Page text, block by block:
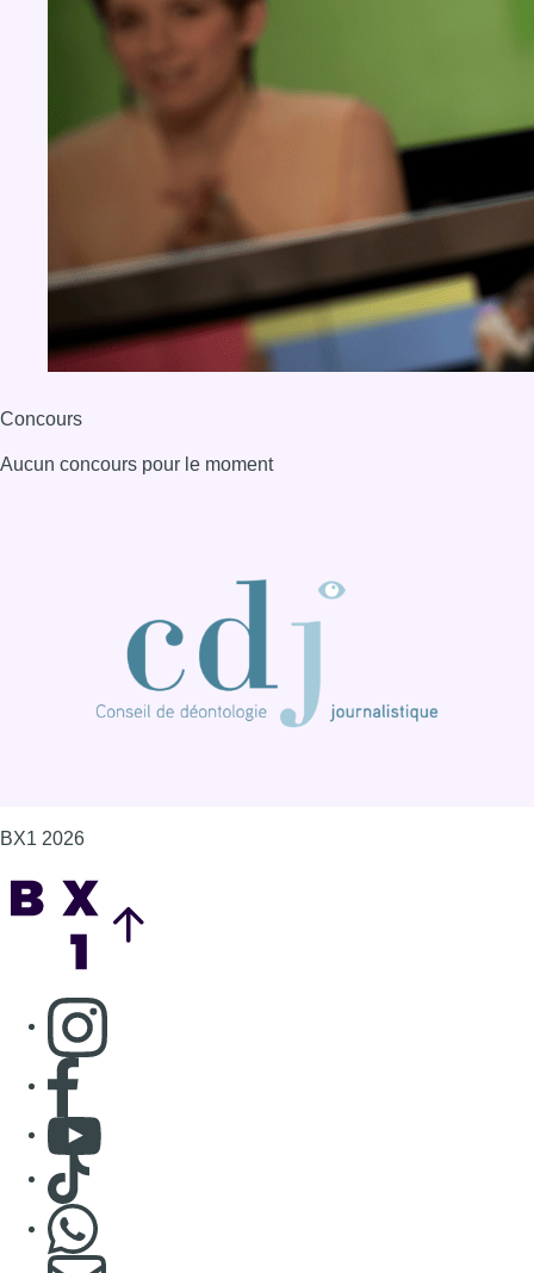
Concours
Aucun concours pour le moment
BX1 2026
Consulter page Instagram
Consulter page Facebook
Consulter Youtube
Consulter TikTok
S'abonner à notre newsletter